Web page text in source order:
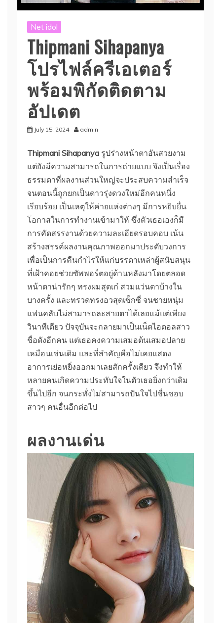
Net idol
Thipmani Sihapanya
โปรไฟล์ครีเอเตอร์
พร้อมพิกัดติดตาม
อัปเดต
July 15, 2024 admin
Thipmani Sihapanya รูปร่างหน้าตาอันสวยงาม
แต่ยังมีความสามารถในการถ่ายแบบ จึงเป็นเรื่อง
ธรรมดาที่ผลงานส่วนใหญ่จะประสบความสำเร็จ
จนตอนนี้ถูกยกเป็นดาวรุ่งดวงใหม่อีกคนหนึ่ง
เรียบร้อย เป็นเหตุให้ค่ายแห่งต่างๆ มีการหยิบยื่น
โอกาสในการทำงานเข้ามาให้ ซึ่งตัวเธอเองก็มี
การคัดสรรงานด้วยความละเอียดรอบคอบ เน้น
สร้างสรรค์ผลงานคุณภาพออกมาประดับวงการ
เพื่อเป็นการคืนกำไรให้แก่บรรดาเหล่าผู้สนับสนุน
ที่เฝ้าคอยช่วยซัพพอร์ตอยู่ด้านหลังมาโดยตลอด
หน้าตาน่ารักๆ ทรงผมสุดเก๋ สวมแว่นตาบ้างใน
บางครั้ง และทรวดทรงอวสุดเซ็กซี่ จนชายหนุ่ม
แฟนคลับไม่สามารถละสายตาได้เลยแม้แต่เพียง
วินาทีเดียว ปัจจุบันจะกลายมาเป็นเน็ตไอดอลสาว
ชื่อดังอีกคน แต่เธอคงความเสมอต้นเสมอปลาย
เหมือนเช่นเดิม และที่สำคัญคือไม่เคยแสดง
อาการเย่อหยิ่งออกมาเลยสักครั้งเดียว จึงทำให้
หลายคนเกิดความประทับใจในตัวเธอยิ่งกว่าเดิม
ขึ้นไปอีก จนกระทั่งไม่สามารถปันใจไปชื่นชอบ
สาวๆ คนอื่นอีกต่อไป
ผลงานเด่น